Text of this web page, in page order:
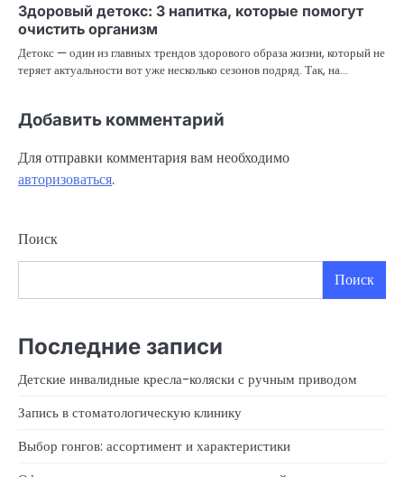
Здоровый детокс: 3 напитка, которые помогут
очистить организм
Детокс — один из главных трендов здорового образа жизни, который не
теряет актуальности вот уже несколько сезонов подряд. Так, на…
Добавить комментарий
Для отправки комментария вам необходимо
авторизоваться.
Поиск
Поиск
Последние записи
Детские инвалидные кресла-коляски с ручным приводом
Запись в стоматологическую клинику
Выбор гонгов: ассортимент и характеристики